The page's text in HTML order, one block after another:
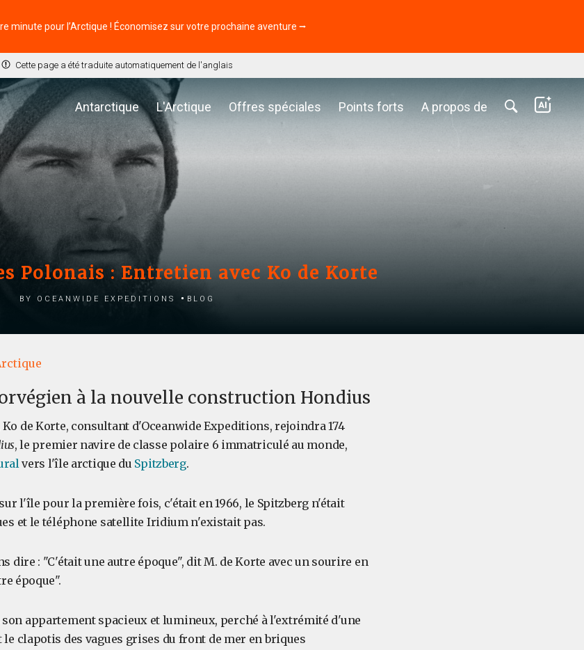
minute pour l’Arctique ! Économisez sur votre prochaine aventure ⭢
Cette page a été traduite automatiquement de l'anglais
Antarctique L'Arctique Offres spéciales Points forts A propos de
Polonais : Entretien avec Ko de Korte
by Oceanwide Expeditions Blog
à la nouvelle construction Hondius
de Korte, consultant d'Oceanwide Expeditions, rejoindra 174
, le premier navire de classe polaire 6 immatriculé au monde,
vers l'île arctique du Spitzberg.
l'île pour la première fois, c'était en 1966, le Spitzberg n'était
et le téléphone satellite Iridium n'existait pas.
dire : "C'était une autre époque", dit M. de Korte avec un sourire en
époque".
appartement spacieux et lumineux, perché à l'extrémité d'une
clapotis des vagues grises du front de mer en briques